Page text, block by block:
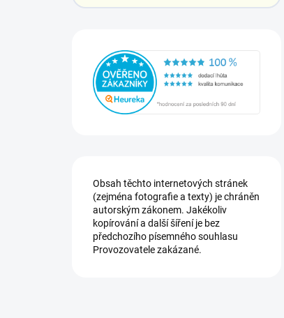
Obsah těchto internetových stránek
(zejména fotografie a texty) je chráněn
autorským zákonem. Jakékoliv
kopírování a další šíření je bez
předchozího písemného souhlasu
Provozovatele zakázané.